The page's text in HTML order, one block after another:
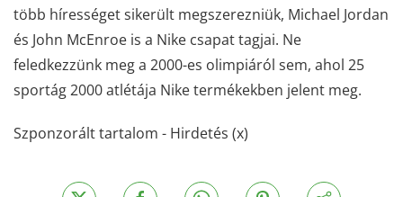
több hírességet sikerült megszerezniük, Michael Jordan
és John McEnroe is a Nike csapat tagjai. Ne
feledkezzünk meg a 2000-es olimpiáról sem, ahol 25
sportág 2000 atlétája Nike termékekben jelent meg.
Szponzorált tartalom - Hirdetés (x)